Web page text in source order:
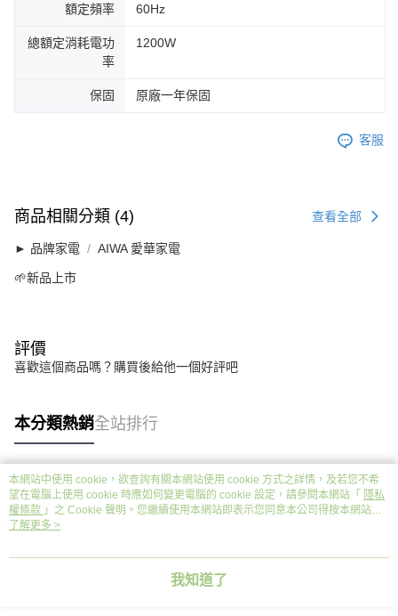
額定頻率 60Hz
總額定消耗電功
率
1200W
保固 原廠一年保固
客服
商品相關分類 (4) 查看全部
► 品牌家電 AIWA 愛華家電
🌱新品上市
評價
喜歡這個商品嗎？購買後給他一個好評吧
本分類熱銷全站排行
熱門標籤
本網站中使用 cookie，欲查詢有關本網站使用 cookie 方式之詳情，及若您不希
望在電腦上使用 cookie 時應如何變更電腦的 cookie 設定，請參閱本網站「 隱私
權條款 」之 Cookie 聲明。您繼續使用本網站即表示您同意本公司得按本網站使
用條款之 Cookie 聲明使用 cookie。
了解更多 >
我知道了